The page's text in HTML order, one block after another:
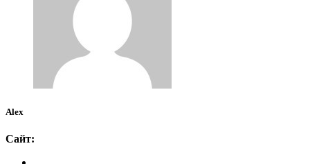
Alex
Сайт: